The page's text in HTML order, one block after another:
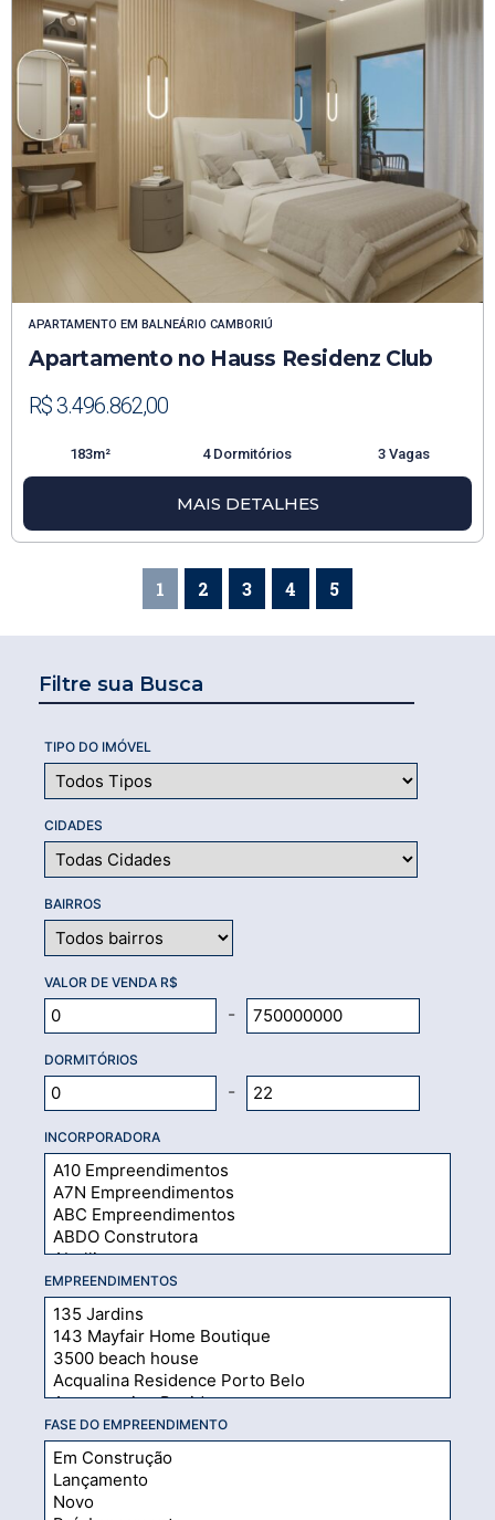
Filtre sua Busca
TIPO DO IMÓVEL
CIDADES
BAIRROS
VALOR DE VENDA R$
-
DORMITÓRIOS
-
INCORPORADORA
EMPREENDIMENTOS
FASE DO EMPREENDIMENTO
APARTAMENTO EM BALNEÁRIO CAMBORIÚ
Apartamento no Hauss Residenz Club
R$ 3.496.862,00
183m² 4 Dormitórios 3 Vagas
MAIS DETALHES
1 2 3 4 5